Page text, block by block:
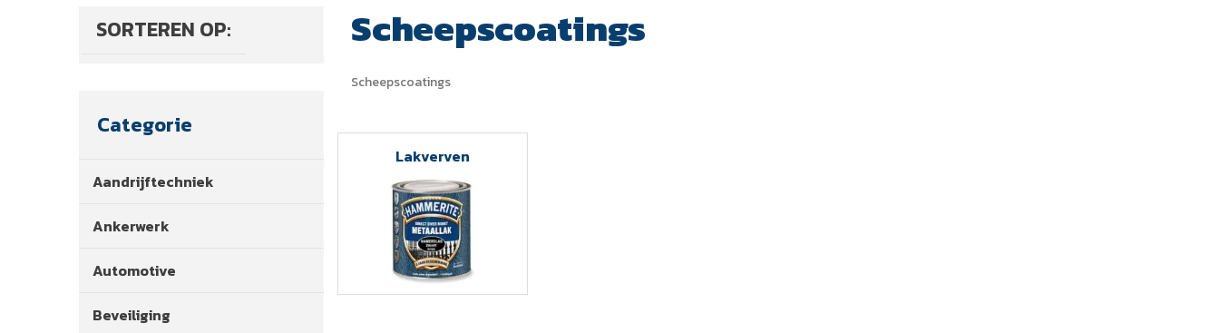
SORTEREN OP:
Categorie
Aandrijftechniek
Ankerwerk
Automotive
Beveiliging
Scheepscoatings
Scheepscoatings
Lakverven